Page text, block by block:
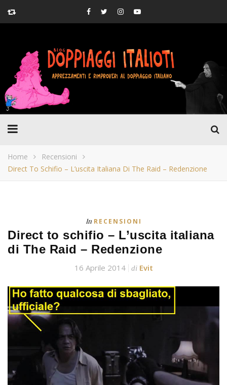
Home
Recensioni
Direct To Schifio – L’uscita Italiana Di The Raid – Redenzione
In RECENSIONI
Direct to schifio – L’uscita italiana
di The Raid – Redenzione
16 Aprile 2014 di Evit